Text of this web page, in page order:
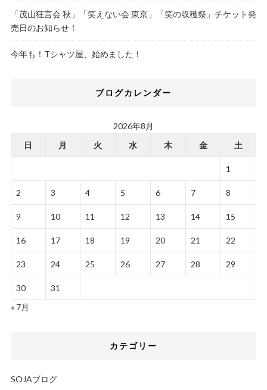
「茂山狂言会 秋」「笑えない会 東京」「笑の収穫祭」チケット発
売日のお知らせ！
今年も！Tシャツ屋、始めました！
ブログカレンダー
2026年8月
日
月 火 水 木 金 土
1
2 3 4 5 6 7 8
9 10 11 12 13 14 15
16 17 18 19 20 21 22
23 24 25 26 27 28 29
30
31
« 7月
カテゴリー
SOJAブログ